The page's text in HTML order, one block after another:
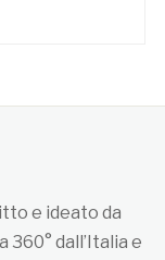
e ideato da
dall’Italia e